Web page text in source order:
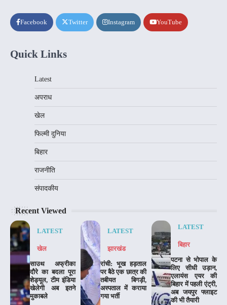
Facebook Twitter Instagram YouTube
Quick Links
Latest
अपराध
खेल
फिल्मी दुनिया
बिहार
राजनीति
संपादकीय
Recent Viewed
LATEST
खेल
साउथ अफ्रीका
दौरे का बदला पूरा
शेड्यूल, टीम इंडिया
खेलेगी अब इतने
मुकाबले
LATEST
झारखंड
रांची: भूख हड़ताल
पर बैठे एक छात्र की
तबीयत बिगड़ी,
अस्पताल में कराया
गया भर्ती
LATEST
बिहार
पटना से भोपाल के
लिए सीधी उड़ान,
एलायंस एयर की
बिहार में पहली एंट्री,
अब जयपुर फ्लाइट
की भी तैयारी